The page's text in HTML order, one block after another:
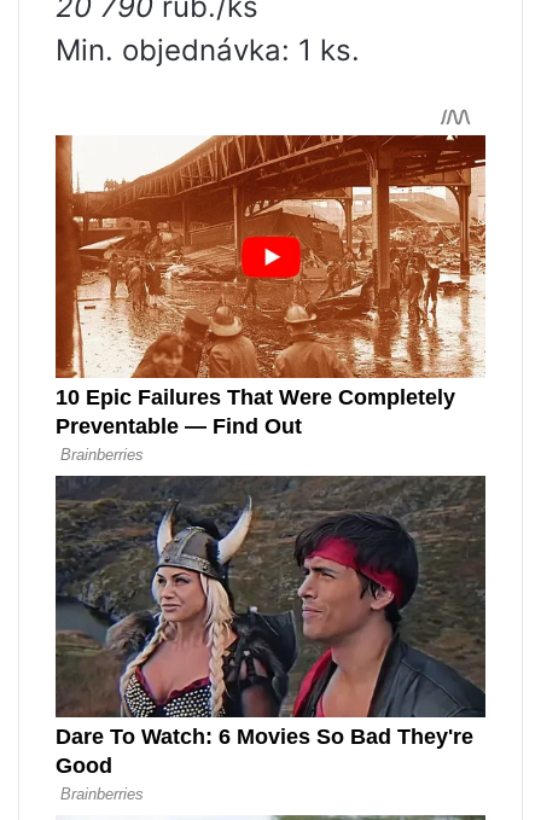
Min. objednávka: 1 ks.